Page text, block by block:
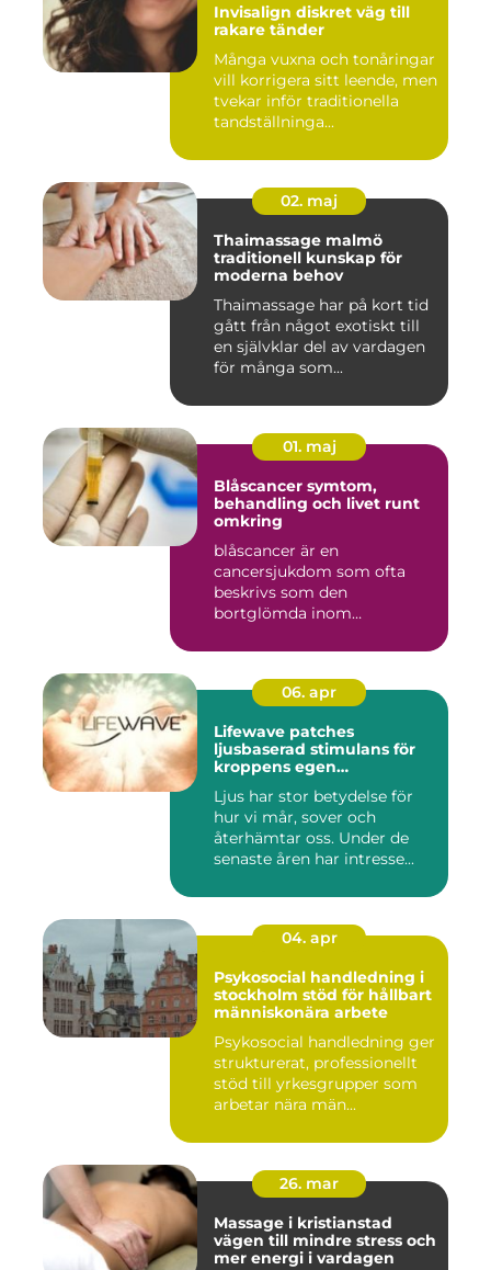
Invisalign diskret väg till
rakare tänder
Många vuxna och tonåringar
vill korrigera sitt leende, men
tvekar inför traditionella
tandställninga...
02. maj
Thaimassage malmö
traditionell kunskap för
moderna behov
Thaimassage har på kort tid
gått från något exotiskt till
en självklar del av vardagen
för många som...
01. maj
Blåscancer symtom,
behandling och livet runt
omkring
blåscancer är en
cancersjukdom som ofta
beskrivs som den
bortglömda inom
06. apr
Lifewave patches
ljusbaserad stimulans för
kroppens egen
Ljus har stor betydelse för
hur vi mår, sover och
återhämtar oss. Under de
senaste åren har intresse...
04. apr
Psykosocial handledning i
stockholm stöd för hållbart
människonära arbete
Psykosocial handledning ger
strukturerat, professionellt
stöd till yrkesgrupper som
arbetar nära män...
26. mar
Massage i kristianstad
vägen till mindre stress och
mer energi i vardagen